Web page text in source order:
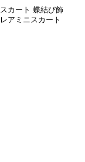
カート 蝶結び飾
アミニスカート